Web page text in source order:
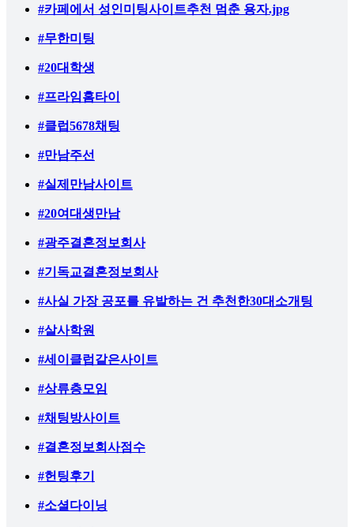
#카페에서 성인미팅사이트추천 멈춘 용자.jpg
#무한미팅
#20대학생
#프라임홈타이
#클럽5678채팅
#만남주선
#실제만남사이트
#20여대생만남
#광주결혼정보회사
#기독교결혼정보회사
#사실 가장 공포를 유발하는 건 추천한30대소개팅
#살사학원
#세이클럽같은사이트
#상류층모임
#채팅방사이트
#결혼정보회사점수
#헌팅후기
#소셜다이닝